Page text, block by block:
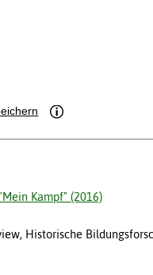
Kampf" (2016)
Historische